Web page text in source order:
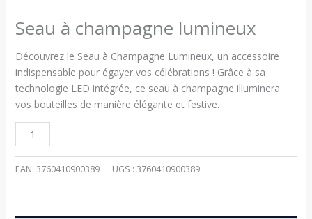
Seau à champagne lumineux
Découvrez le Seau à Champagne Lumineux, un accessoire
indispensable pour égayer vos célébrations ! Grâce à sa
technologie LED intégrée, ce seau à champagne illuminera
vos bouteilles de manière élégante et festive.
EAN: 3760410900389 UGS : 3760410900389